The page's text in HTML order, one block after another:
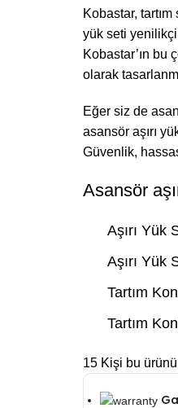
Kobastar,
yük seti yenilikçi
Kobastar’ın bu
olarak
Eğer siz de
asansör aşırı
Güvenlik,
Asansör
Aşırı Yük
Aşırı Yük
Tartım
Tartım
15 Kişi bu